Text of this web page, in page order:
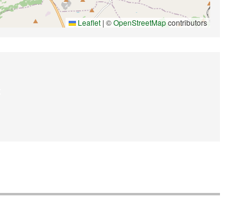
Leaflet | ©OpenStreetMapcontributors